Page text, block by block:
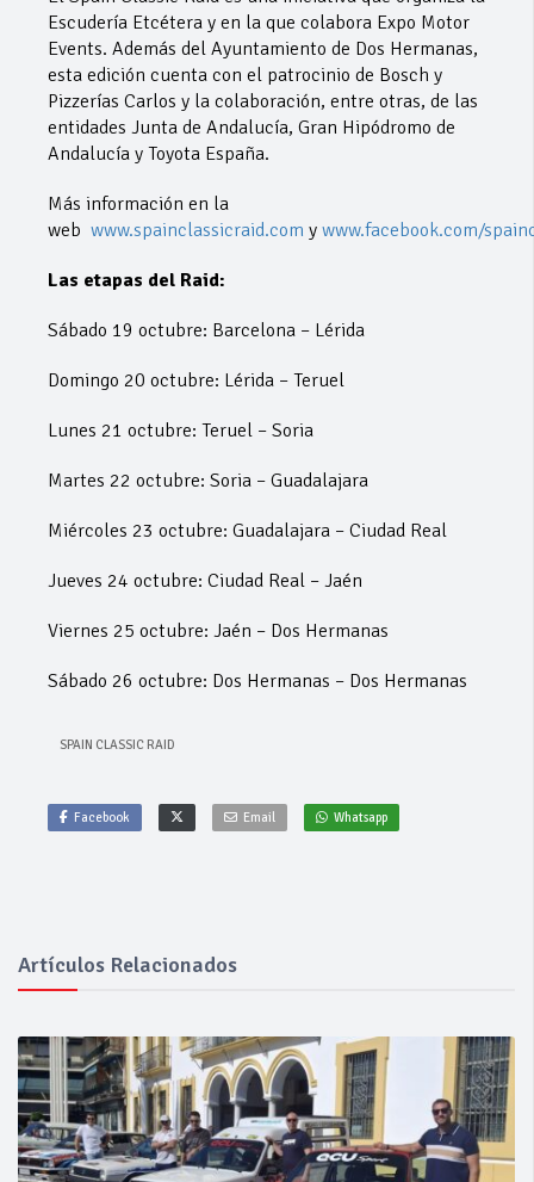
Escudería Etcétera y en la que colabora Expo Motor
Events. Además del Ayuntamiento de Dos Hermanas,
esta edición cuenta con el patrocinio de Bosch y
Pizzerías Carlos y la colaboración, entre otras, de las
entidades Junta de Andalucía, Gran Hipódromo de
Andalucía y Toyota España.
Más información en la
web www.spainclassicraid.com y www.facebook.com/
Las etapas del Raid:
Sábado 19 octubre: Barcelona – Lérida
Domingo 20 octubre: Lérida – Teruel
Lunes 21 octubre: Teruel – Soria
Martes 22 octubre: Soria – Guadalajara
Miércoles 23 octubre: Guadalajara – Ciudad Real
Jueves 24 octubre: Ciudad Real – Jaén
Viernes 25 octubre: Jaén – Dos Hermanas
Sábado 26 octubre: Dos Hermanas – Dos Hermanas
SPAIN CLASSIC RAID
Facebook Email Whatsapp
Artículos Relacionados